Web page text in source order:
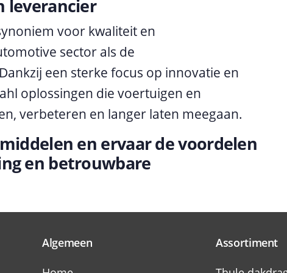
leverancier
voor kwaliteit en
sector als de
een sterke focus op innovatie en
oplossingen die voertuigen en
verbeteren en langer laten meegaan.
en ervaar de voordelen
en betrouwbare
Algemeen Assortiment